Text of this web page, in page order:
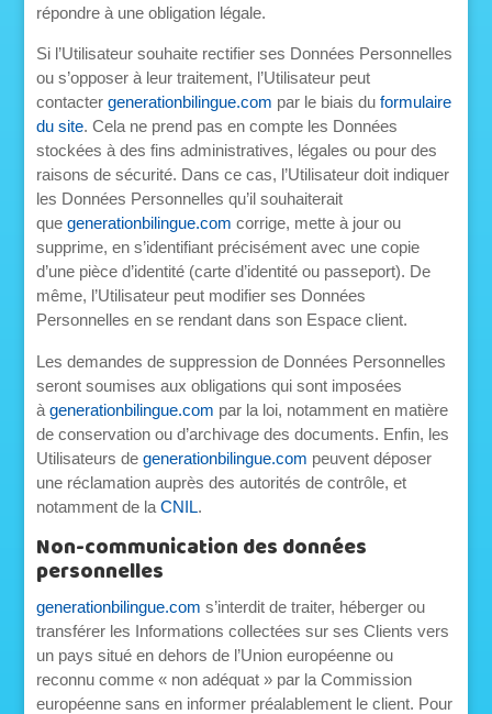
répondre à une obligation légale.
Si l’Utilisateur souhaite rectifier ses Données Personnelles
ou s’opposer à leur traitement, l’Utilisateur peut
contactergenerationbilingue.com par le biais duformulaire
du site. Cela ne prend pas en compte les Données
stockées à des fins administratives, légales ou pour des
raisons de sécurité. Dans ce cas, l’Utilisateur doit indiquer
les Données Personnelles qu’il souhaiterait
quegenerationbilingue.com corrige, mette à jour ou
supprime, en s’identifiant précisément avec une copie
d’une pièce d’identité (carte d’identité ou passeport). De
même, l’Utilisateur peut modifier ses Données
Personnelles en se rendant dans son Espace client.
Les demandes de suppression de Données Personnelles
seront soumises aux obligations qui sont imposées
àgenerationbilingue.com par la loi, notamment en matière
de conservation ou d’archivage des documents. Enfin, les
Utilisateurs degenerationbilingue.com peuvent déposer
une réclamation auprès des autorités de contrôle, et
notamment de laCNIL.
Non-communication des données
personnelles
generationbilingue.com s’interdit de traiter, héberger ou
transférer les Informations collectées sur ses Clients vers
un pays situé en dehors de l’Union européenne ou
reconnu comme « non adéquat » par la Commission
européenne sans en informer préalablement le client. Pour